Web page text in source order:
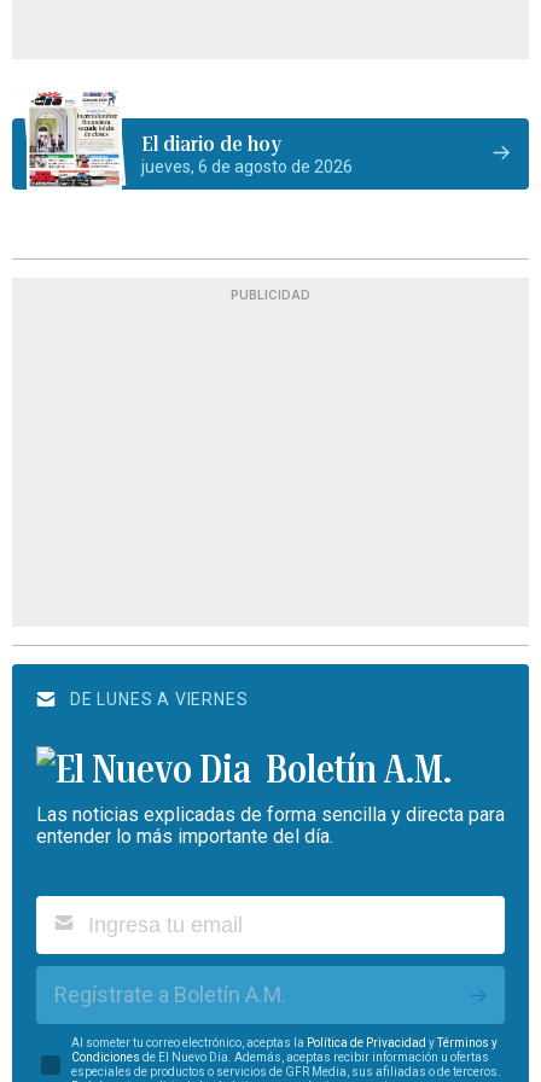
El diario de hoy
jueves, 6 de agosto de 2026
PUBLICIDAD
DE LUNES A VIERNES
Boletín A.M.
Las noticias explicadas de forma sencilla y directa para
entender lo más importante del día.
Regístrate a Boletín A.M.
Al someter tu correo electrónico, aceptas la Política de Privacidad yTérminos y
Condiciones de El Nuevo Día. Además, aceptas recibir información u ofertas
especiales de productos o servicios de GFR Media, sus afiliadas o de terceros.